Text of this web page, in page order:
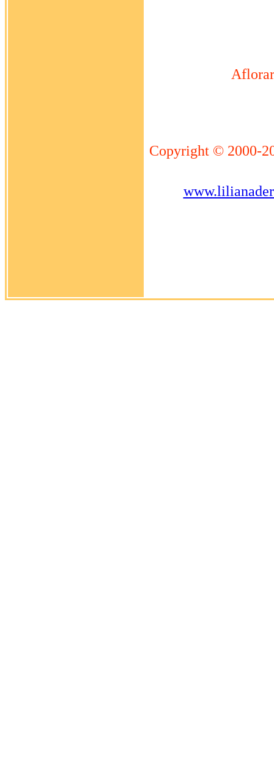
Copyright © 2000-